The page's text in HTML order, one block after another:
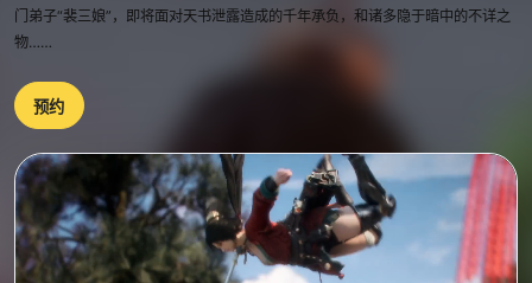
门弟子“裴三娘”，即将面对天书泄露造成的千年承负，和诸多隐于暗中的不详之
物……
预约